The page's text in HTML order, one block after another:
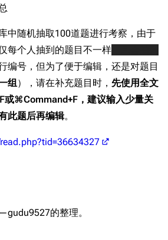
中随机抽取100道题进行考察，由于
每个人抽到的题目不一样
编号，但为了便于编辑，还是对题目
组），请在补充题目时， 先使用全文
或⌘Command+F，建议输入少量关
此题后再编辑。
的整理。